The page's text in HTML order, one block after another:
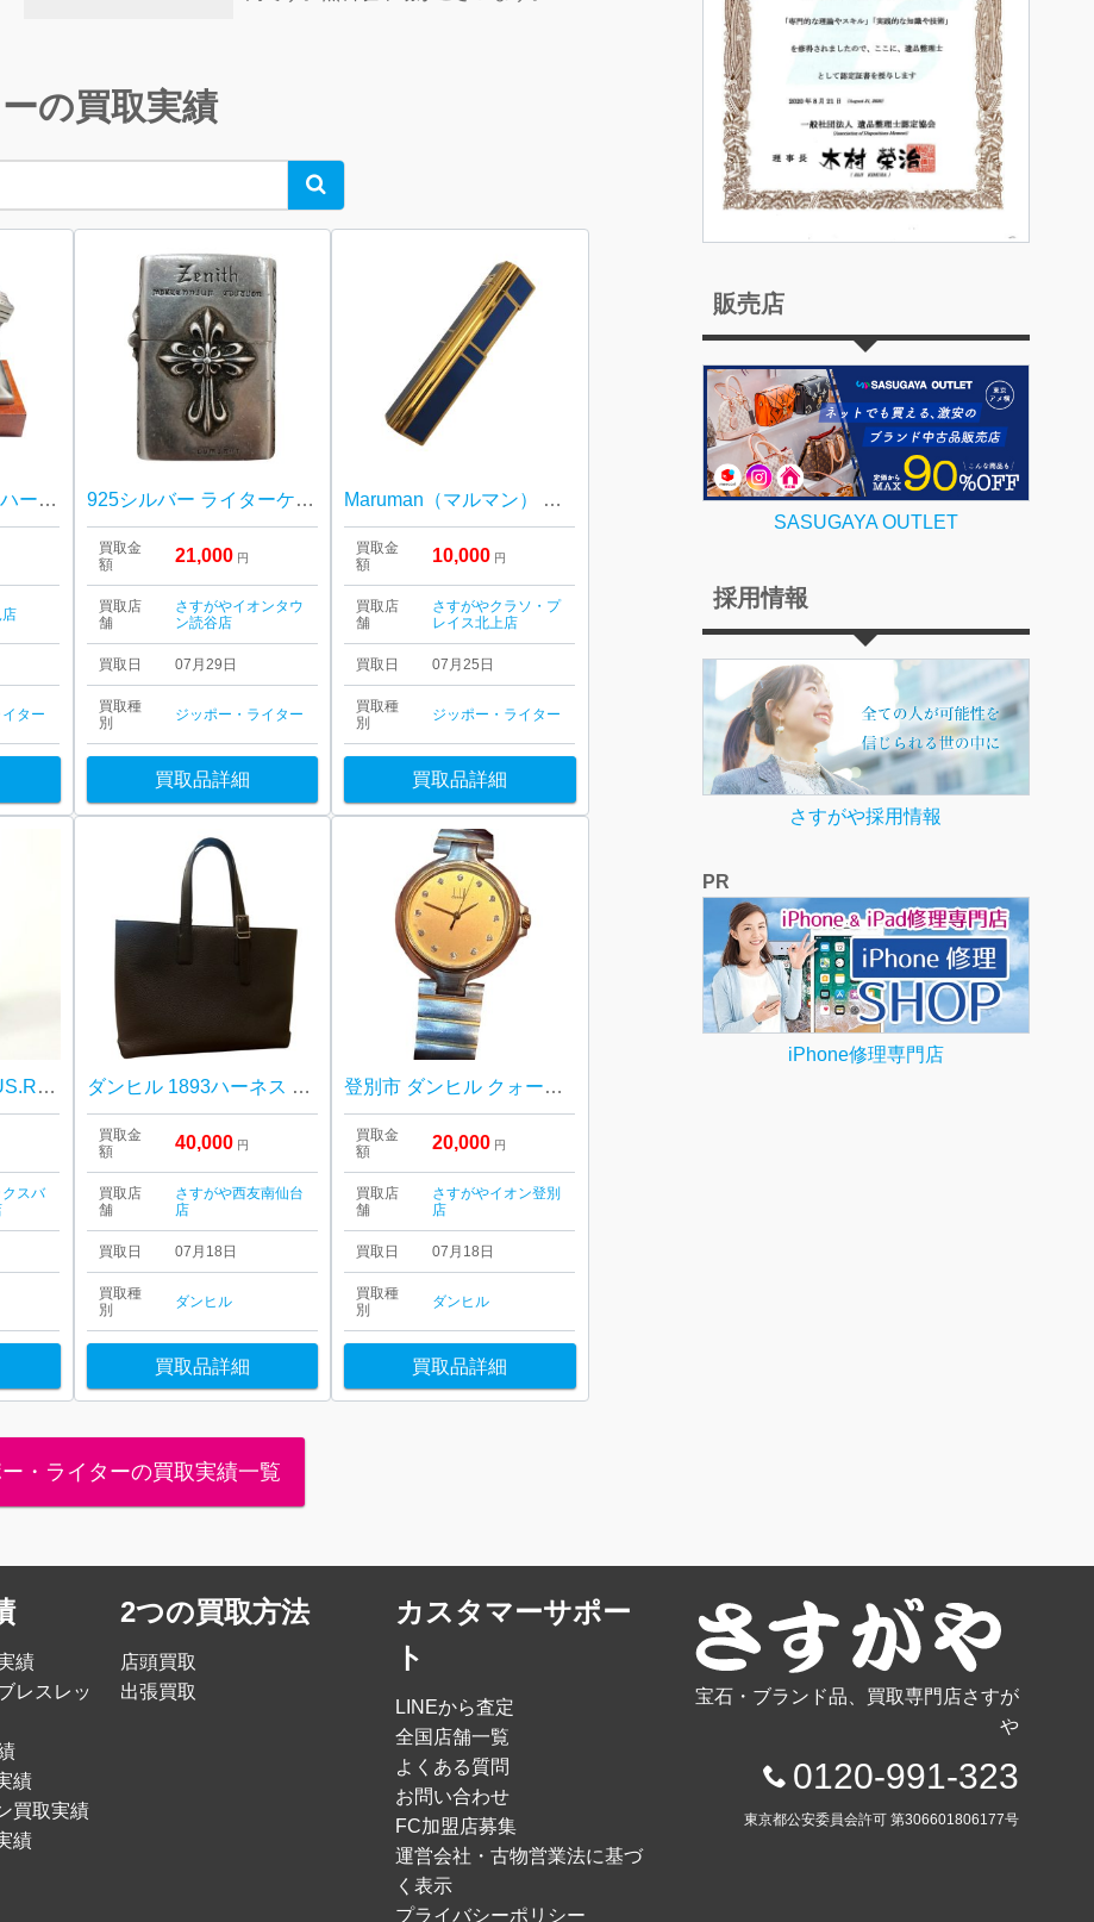
の買取実績
Search
ZIPPO（ジッポ） ハーレーダビットソン Vツインエンジンモデル
店
ター
925シルバー ライターケース
買取金
額
21,000 円
買取店
舗
さすがやイオンタウ
ン読谷店
買取日 07月29日
買取種
別
ジッポー・ライター
買取品詳細
Maruman（マルマン） ライター 青ラッカー×ゴールドカラー
買取金
額
10,000 円
買取店
舗
さすがやクラソ・プ
レイス北上店
買取日 07月25日
買取種
別
ジッポー・ライター
買取品詳細
ダンヒル ライター US.RE24163
スバ
ダンヒル 1893ハーネス イーストウエスト トートバッグ
買取金
額
40,000 円
買取店
舗
さすがや西友南仙台
店
買取日 07月18日
買取種
別
ダンヒル
買取品詳細
登別市 ダンヒル クォーツ腕時計 ゴールドカラー 高価買取しました
買取金
額
20,000 円
買取店
舗
さすがやイオン登別
店
買取日 07月18日
買取種
別
ダンヒル
買取品詳細
・ライターの買取実績一覧
販売店
SASUGAYA OUTLET
採用情報
さすがや採用情報
PR
iPhone修理専門店
績
レスレッ
績
買取実績
績
2つの買取方法
店頭買取
出張買取
カスタマーサポー
ト
LINEから査定
全国店舗一覧
よくある質問
お問い合わせ
FC加盟店募集
運営会社・古物営業法に基づ
く表示
プライバシーポリシー
宝石・ブランド品、買取専門店さすが
や
0120-991-323
東京都公安委員会許可 第306601806177号